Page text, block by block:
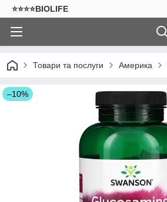
⭐⭐⭐⭐BIOLIFE
Товари та послуги Америка
–10%